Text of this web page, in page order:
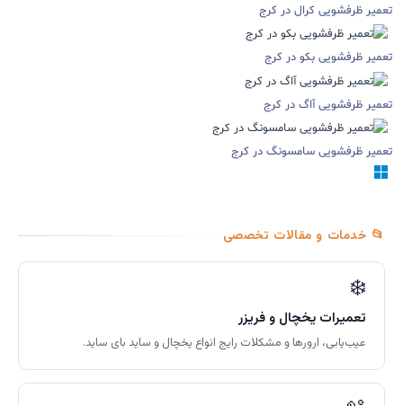
تعمیر ظرفشویی کرال در کرج
تعمیر ظرفشویی بکو در کرج
تعمیر ظرفشویی آاگ در کرج
تعمیر ظرفشویی سامسونگ در کرج
📂 خدمات و مقالات تخصصی
❄️
تعمیرات یخچال و فریزر
عیب‌یابی، ارورها و مشکلات رایج انواع یخچال و ساید بای ساید.